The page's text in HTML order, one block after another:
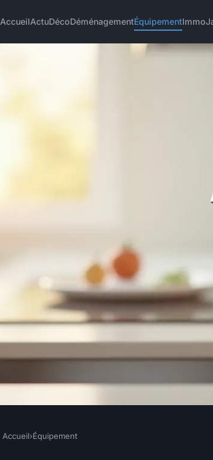
AccueilActuDécoDéménagementÉquipementImmo
Accueil›Équipement